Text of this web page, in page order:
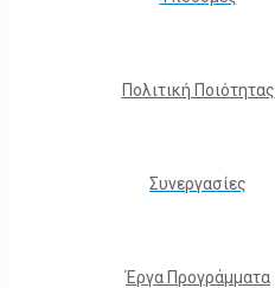
Πολιτική Ποιότητας
Συνεργασίες
Έργα Προγράμματα